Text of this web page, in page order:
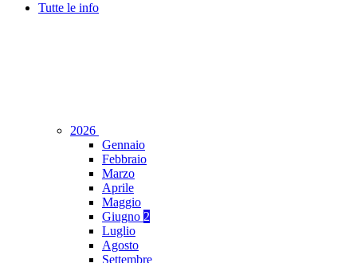
Tutte le info
2026
Gennaio
Febbraio
Marzo
Aprile
Maggio
Giugno 2
Luglio
Agosto
Settembre